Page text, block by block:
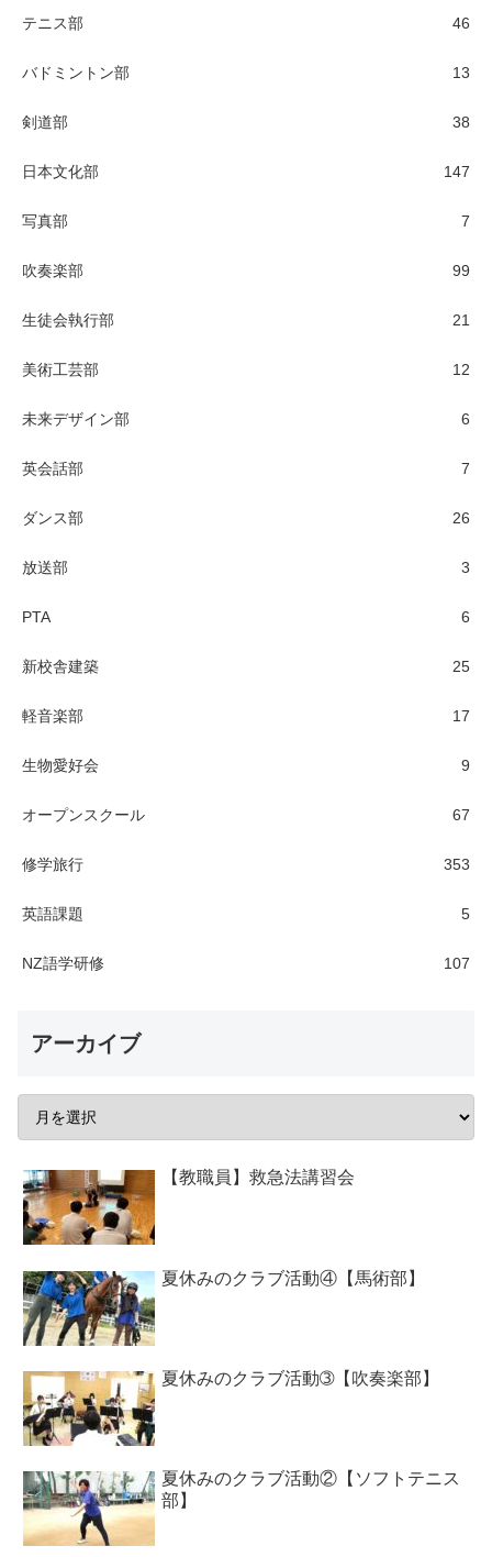
テニス部 46
バドミントン部 13
剣道部 38
日本文化部 147
写真部 7
吹奏楽部 99
生徒会執行部 21
美術工芸部 12
未来デザイン部 6
英会話部 7
ダンス部 26
放送部 3
PTA 6
新校舎建築 25
軽音楽部 17
生物愛好会 9
オープンスクール 67
修学旅行 353
英語課題 5
NZ語学研修 107
アーカイブ
【教職員】救急法講習会
夏休みのクラブ活動④【馬術部】
夏休みのクラブ活動➂【吹奏楽部】
夏休みのクラブ活動②【ソフトテニス
部】